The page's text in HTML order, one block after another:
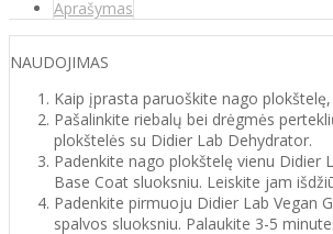
Aprašymas
NAUDOJIMAS
Kaip įprasta paruoškite nago
Pašalinkite riebalų bei drėgmės
plokštelės su Didier Lab Dehydrator.
Padenkite nago plokštelę vienu Didier
Base Coat sluoksniu. Leiskite jam
Padenkite pirmuoju Didier Lab Vegan
spalvos sluoksniu. Palaukite 3-5